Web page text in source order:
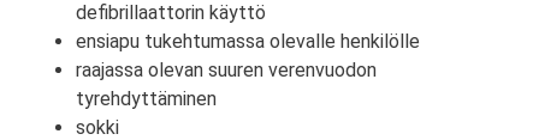
defibrillaattorin käyttö
ensiapu tukehtumassa olevalle henkilölle
raajassa olevan suuren verenvuodon
tyrehdyttäminen
sokki